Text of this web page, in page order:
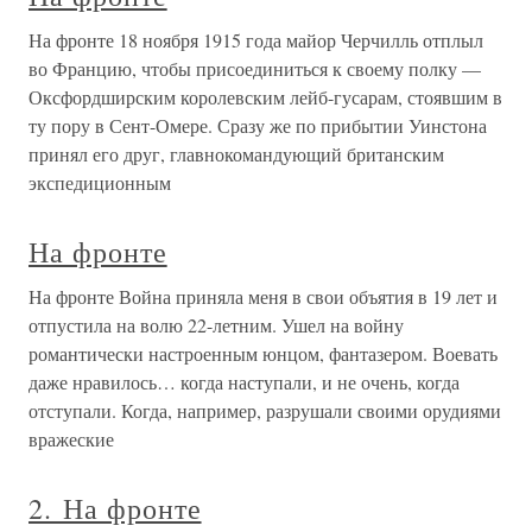
На фронте 18 ноября 1915 года майор Черчилль отплыл
во Францию, чтобы присоединиться к своему полку —
Оксфордширским королевским лейб-гусарам, стоявшим в
ту пору в Сент-Омере. Сразу же по прибытии Уинстона
принял его друг, главнокомандующий британским
экспедиционным
На фронте
На фронте Война приняла меня в свои объятия в 19 лет и
отпустила на волю 22-летним. Ушел на войну
романтически настроенным юнцом, фантазером. Воевать
даже нравилось… когда наступали, и не очень, когда
отступали. Когда, например, разрушали своими орудиями
вражеские
2. На фронте